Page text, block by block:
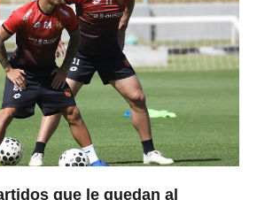
que le quedan al